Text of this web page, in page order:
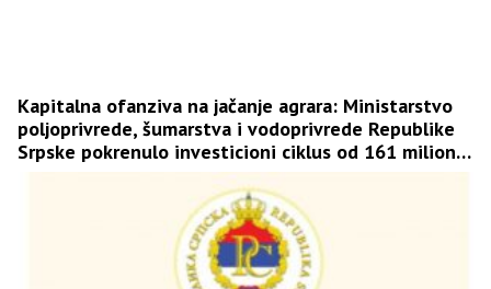
Kapitalna ofanziva na jačanje agrara: Ministarstvo
poljoprivrede, šumarstva i vodoprivrede Republike
Srpske pokrenulo investicioni ciklus od 161 milion